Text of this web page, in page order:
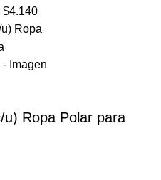
Ropa Polar para